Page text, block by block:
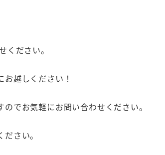
ださい。
越しください！
でお気軽にお問い合わせください。
さい。